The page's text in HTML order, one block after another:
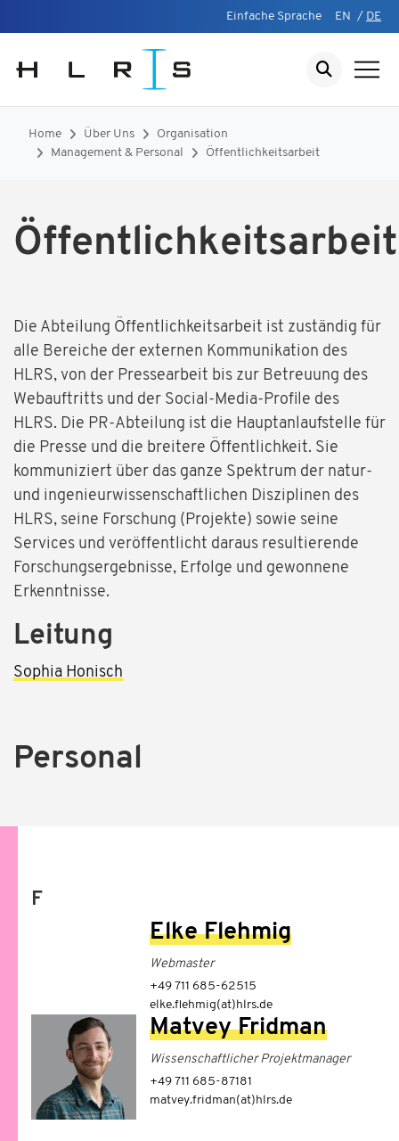
Einfache Sprache EN / DE
Home Über Uns
Organisation
Management & Personal
Öffentlichkeitsarbeit
Öffentlichkeitsarbeit
Die Abteilung Öffentlichkeitsarbeit ist zuständig für
alle Bereiche der externen Kommunikation des
HLRS, von der Pressearbeit bis zur Betreuung des
Webauftritts und der Social-Media-Profile des
HLRS. Die PR-Abteilung ist die Hauptanlaufstelle für
die Presse und die breitere Öffentlichkeit. Sie
kommuniziert über das ganze Spektrum der natur-
und ingenieurwissenschaftlichen Disziplinen des
HLRS, seine Forschung (Projekte) sowie seine
Services und veröffentlicht daraus resultierende
Forschungsergebnisse, Erfolge und gewonnene
Erkenntnisse.
Leitung
Sophia Honisch
Personal
F
Elke Flehmig
Webmaster
+49 711 685-62515
elke.flehmig(at)hlrs.de
Matvey Fridman
Wissenschaftlicher Projektmanager
+49 711 685-87181
matvey.fridman(at)hlrs.de